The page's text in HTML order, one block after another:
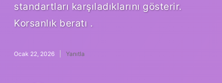
standartları karşıladıklarını gösterir.
Korsanlık beratı .
Ocak 22, 2026 Yanıtla